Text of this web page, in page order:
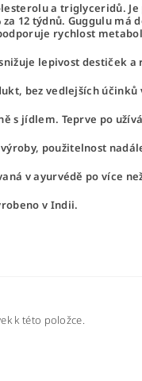
a triglyceridů.
za 12 týdnů. Guggulu
rychlost
lepivost destiček
bez vedlejších
s jídlem. Teprve po
použitelnost
v ayurvédě po více
v Indii.
k této položce.